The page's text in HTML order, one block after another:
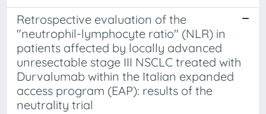
Retrospective evaluation of the
"neutrophil-lymphocyte ratio" (NLR) in
patients affected by locally advanced
unresectable stage III NSCLC treated with
Durvalumab within the Italian expanded
access program (EAP): results of the
neutrality trial